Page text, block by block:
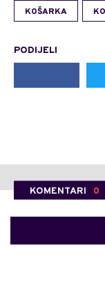
KOŠARKA
PODIJELI
KOMENTARI 0